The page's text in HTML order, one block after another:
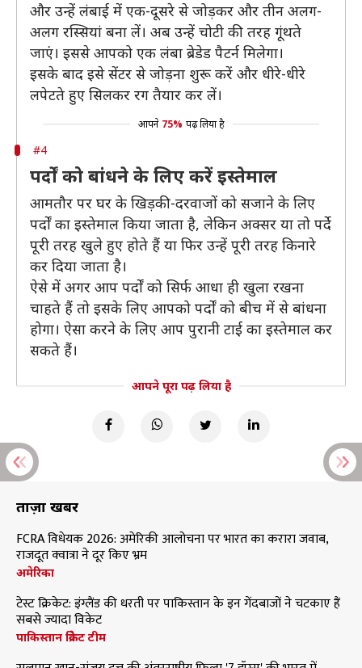
और उन्हें लंबाई में एक-दूसरे से जोड़कर और तीन अलग-
अलग रस्सियां बना लें। अब उन्हें चोटी की तरह गूंथते
जाएं। इससे आपको एक लंबा ब्रेडेड पैटर्न मिलेगा।
इसके बाद इसे सेंटर से जोड़ना शुरू करें और धीरे-धीरे
लपेटते हुए सिलकर रग तैयार कर लें।
आपने 75% पढ़ लिया है
#4
पर्दों को बांधने के लिए करें इस्तेमाल
आमतौर पर घर के खिड़की-दरवाजों को सजाने के लिए
पर्दों का इस्तेमाल किया जाता है, लेकिन अक्सर या तो पर्दे
पूरी तरह खुले हुए होते हैं या फिर उन्हें पूरी तरह किनारे
कर दिया जाता है।
ऐसे में अगर आप पर्दों को सिर्फ आधा ही खुला रखना
चाहते हैं तो इसके लिए आपको पर्दों को बीच में से बांधना
होगा। ऐसा करने के लिए आप पुरानी टाई का इस्तेमाल कर
सकते हैं।
आपने पूरा पढ़ लिया है
ताज़ा खबरें
FCRA विधेयक 2026: अमेरिकी आलोचना पर भारत का करारा जवाब,
राजदूत क्वात्रा ने दूर किए भ्रम
अमेरिका
टेस्ट क्रिकेट: इंग्लैंड की धरती पर पाकिस्तान के इन गेंदबाजों ने चटकाए हैं
सबसे ज्यादा विकेट
पाकिस्तान क्रिकेट टीम